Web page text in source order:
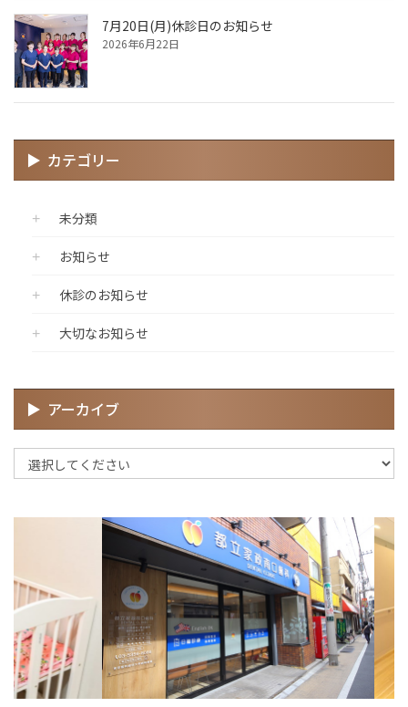
7月20日(月)休診日のお知らせ
2026年6月22日
カテゴリー
未分類
お知らせ
休診のお知らせ
大切なお知らせ
アーカイブ